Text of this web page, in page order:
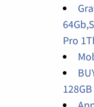
Pro